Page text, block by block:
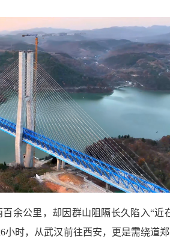
余公里，却因群山阻隔长久陷入“近
时，从武汉前往西安，更是需绕道郑